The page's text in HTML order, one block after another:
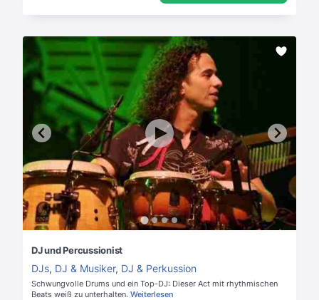
DJ und Percussionist
DJs, DJ & Musiker, DJ & Perkussion
Schwungvolle Drums und ein Top-DJ: Dieser Act mit rhythmischen
Beats weiß zu unterhalten. Weiterlesen